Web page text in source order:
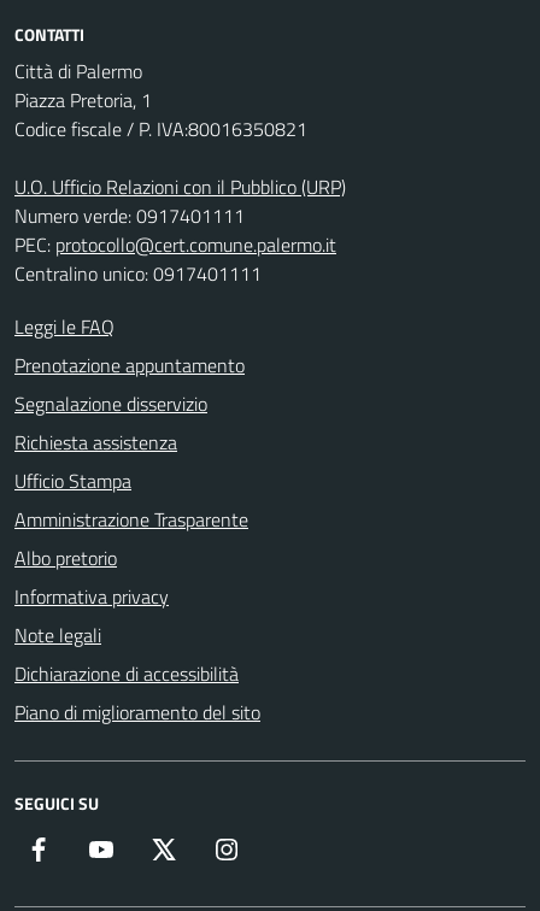
CONTATTI
Città di Palermo
Piazza Pretoria, 1
Codice fiscale / P. IVA:80016350821
U.O. Ufficio Relazioni con il Pubblico (URP)
Numero verde: 0917401111
PEC: protocollo@cert.comune.palermo.it
Centralino unico: 0917401111
Leggi le FAQ
Prenotazione appuntamento
Segnalazione disservizio
Richiesta assistenza
Ufficio Stampa
Amministrazione Trasparente
Albo pretorio
Informativa privacy
Note legali
Dichiarazione di accessibilità
Piano di miglioramento del sito
SEGUICI SU
Facebook YouTube Twitter